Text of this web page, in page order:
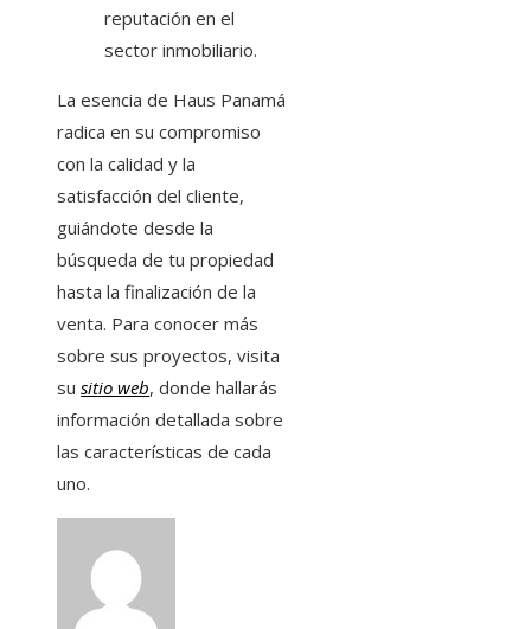
reputación en el
sector inmobiliario.
La esencia de Haus Panamá
radica en su compromiso
con la calidad y la
satisfacción del cliente,
guiándote desde la
búsqueda de tu propiedad
hasta la finalización de la
venta. Para conocer más
sobre sus proyectos, visita
su sitio web, donde hallarás
información detallada sobre
las características de cada
uno.